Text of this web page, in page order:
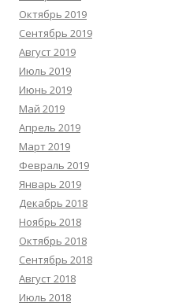
Октябрь 2019
Сентябрь 2019
Август 2019
Июль 2019
Июнь 2019
Май 2019
Апрель 2019
Март 2019
Февраль 2019
Январь 2019
Декабрь 2018
Ноябрь 2018
Октябрь 2018
Сентябрь 2018
Август 2018
Июль 2018